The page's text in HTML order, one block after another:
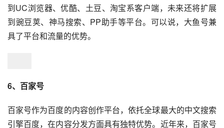
到UC浏览器、优酷、土豆、淘宝系客户端，未来还将扩展
到豌豆荚、神马搜索、PP助手等平台。可以说，大鱼号兼
具了平台和流量的优势。
6、百家号
百家号作为百度的内容创作平台，依托全球最大的中文搜索
引擎百度，在内容分发方面具有独特优势。近年来，百家号